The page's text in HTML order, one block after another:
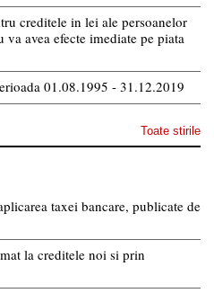
creditele in lei ale persoanelor
avea efecte imediate pe piata
01.08.1995 - 31.12.2019
Toate stirile
taxei bancare, publicate de
la creditele noi si prin